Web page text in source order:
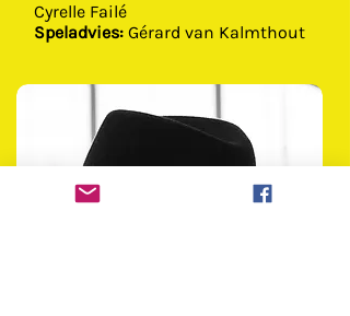
Cyrelle Failé
Speladvies: Gérard van Kalmthout